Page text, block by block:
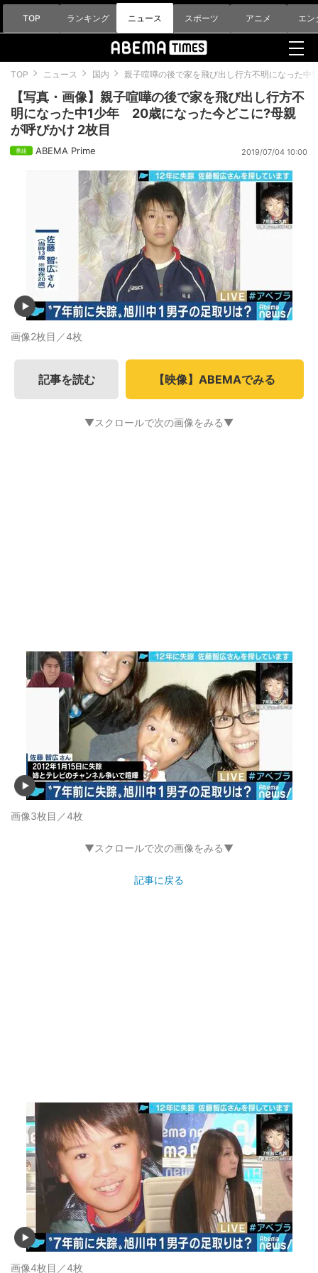
TOP ランキング ニュース スポーツ アニメ エン
TOP ニュース 国内 親子喧嘩の後で家を飛び出し行方不明になった
【写真・画像】親子喧嘩の後で家を飛び出し行方不
明になった中1少年 20歳になった今どこに?母親
が呼びかけ 2枚目
ABEMA Prime 2019/07/04 10:00
画像2枚目／4枚
記事を読む 【映像】ABEMAでみる
▼スクロールで次の画像をみる▼
画像3枚目／4枚
▼スクロールで次の画像をみる▼
記事に戻る
画像4枚目／4枚